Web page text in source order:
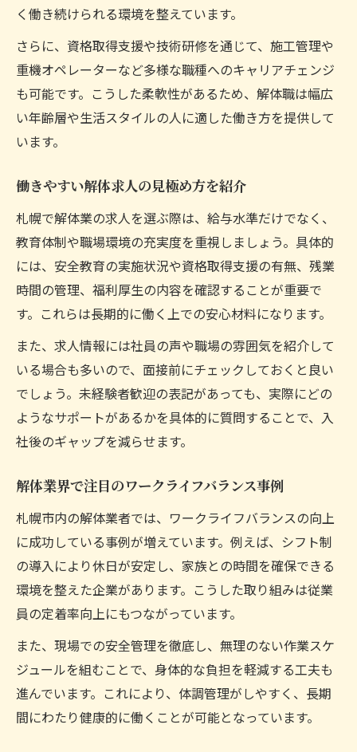
く働き続けられる環境を整えています。
さらに、資格取得支援や技術研修を通じて、施工管理や
重機オペレーターなど多様な職種へのキャリアチェンジ
も可能です。こうした柔軟性があるため、解体職は幅広
い年齢層や生活スタイルの人に適した働き方を提供して
います。
働きやすい解体求人の見極め方を紹介
札幌で解体業の求人を選ぶ際は、給与水準だけでなく、
教育体制や職場環境の充実度を重視しましょう。具体的
には、安全教育の実施状況や資格取得支援の有無、残業
時間の管理、福利厚生の内容を確認することが重要で
す。これらは長期的に働く上での安心材料になります。
また、求人情報には社員の声や職場の雰囲気を紹介して
いる場合も多いので、面接前にチェックしておくと良い
でしょう。未経験者歓迎の表記があっても、実際にどの
ようなサポートがあるかを具体的に質問することで、入
社後のギャップを減らせます。
解体業界で注目のワークライフバランス事例
札幌市内の解体業者では、ワークライフバランスの向上
に成功している事例が増えています。例えば、シフト制
の導入により休日が安定し、家族との時間を確保できる
環境を整えた企業があります。こうした取り組みは従業
員の定着率向上にもつながっています。
また、現場での安全管理を徹底し、無理のない作業スケ
ジュールを組むことで、身体的な負担を軽減する工夫も
進んでいます。これにより、体調管理がしやすく、長期
間にわたり健康的に働くことが可能となっています。